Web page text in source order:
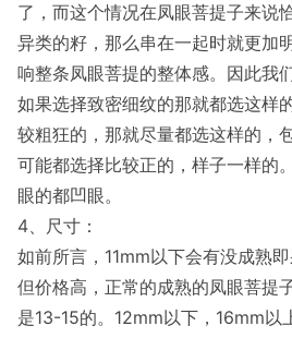
了，而这个情况在凤眼菩提子来说
异类的籽，那么串在一起时就更加
响整条凤眼菩提的整体感。因此我
如果选择致密细纹的那就都选这样
较粗狂的，那就尽量都选这样的，
可能都选择比较正的，样子一样的
眼的都凹眼。
4、尺寸：
如前所言，11mm以下会有没成熟
但价格高，正常的成熟的凤眼菩提
是13-15的。12mm以下，16mm以